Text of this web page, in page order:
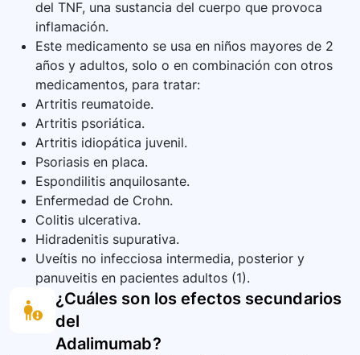
del TNF, una sustancia del cuerpo que provoca
inflamación.
Este medicamento se usa en niños mayores de 2
años y adultos, solo o en combinación con otros
medicamentos, para tratar:
Artritis reumatoide.
Artritis psoriática.
Artritis idiopática juvenil.
Psoriasis en placa.
Espondilitis anquilosante.
Enfermedad de Crohn.
Colitis ulcerativa.
Hidradenitis supurativa.
Uveítis no infecciosa intermedia, posterior y
panuveitis en pacientes adultos (1).
¿Cuáles son los efectos secundarios
del
Adalimumab?